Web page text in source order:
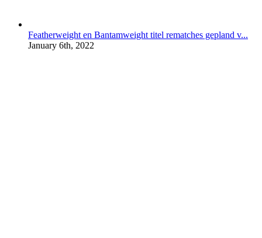
Featherweight en Bantamweight titel rematches gepland v...
January 6th, 2022